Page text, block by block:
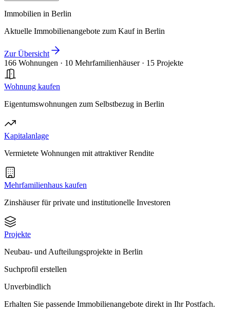
Immobilien in Berlin
Aktuelle Immobilienangebote zum Kauf in Berlin
Zur Übersicht
166 Wohnungen · 10 Mehrfamilienhäuser · 15 Projekte
Wohnung kaufen
Eigentumswohnungen zum Selbstbezug in Berlin
Kapitalanlage
Vermietete Wohnungen mit attraktiver Rendite
Mehrfamilienhaus kaufen
Zinshäuser für private und institutionelle Investoren
Projekte
Neubau- und Aufteilungsprojekte in Berlin
Suchprofil erstellen
Unverbindlich
Erhalten Sie passende Immobilienangebote direkt in Ihr Postfach.